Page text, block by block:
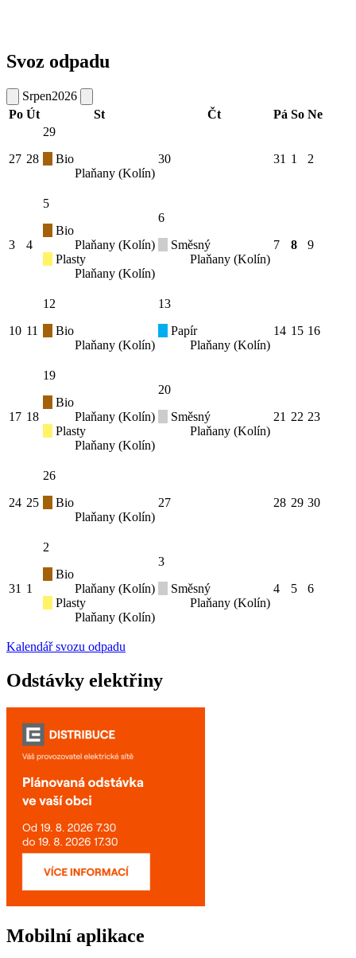
Svoz odpadu
Srpen2026
Po Út St Čt Pá So Ne
27 28
29
Bio
Plaňany (Kolín)
30 31 1 2
3 4
5
Bio
Plaňany (Kolín)
Plasty
Plaňany (Kolín)
6
Směsný
Plaňany (Kolín)
7 8 9
10 11
12
Bio
Plaňany (Kolín)
13
Papír
Plaňany (Kolín)
14 15 16
17 18
19
Bio
Plaňany (Kolín)
Plasty
Plaňany (Kolín)
20
Směsný
Plaňany (Kolín)
21 22 23
24 25
26
Bio
Plaňany (Kolín)
27 28 29 30
31 1
2
Bio
Plaňany (Kolín)
Plasty
Plaňany (Kolín)
3
Směsný
Plaňany (Kolín)
4 5 6
Kalendář svozu odpadu
Odstávky elektřiny
Mobilní aplikace